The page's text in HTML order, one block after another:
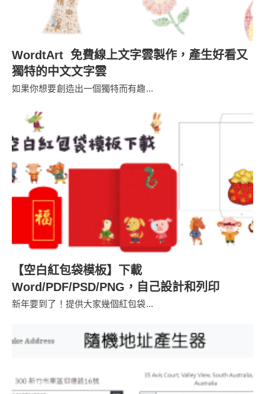
WordtArt 免費線上文字雲製作，產生好看又
獨特的中文文字雲
如果你想要創造出一個獨特而有趣...
【空白紅包袋模板】下載
Word/PDF/PSD/PNG，自己設計和列印
新年要到了！提供大家幾個紅包袋...